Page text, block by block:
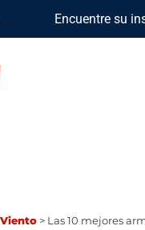
Encuentre su
> Las 10 mejores